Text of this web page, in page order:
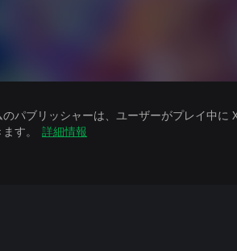
パブリッシャーは、ユーザーがプレイ中に
す。
詳細情報